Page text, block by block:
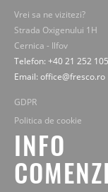
Vrei sa ne vizitezi?
Strada Oxigenului 1H
Cernica - Ilfov
Telefon: +40 21 252
Email: office@fresco.ro
GDPR
Politica de cookie
INFO